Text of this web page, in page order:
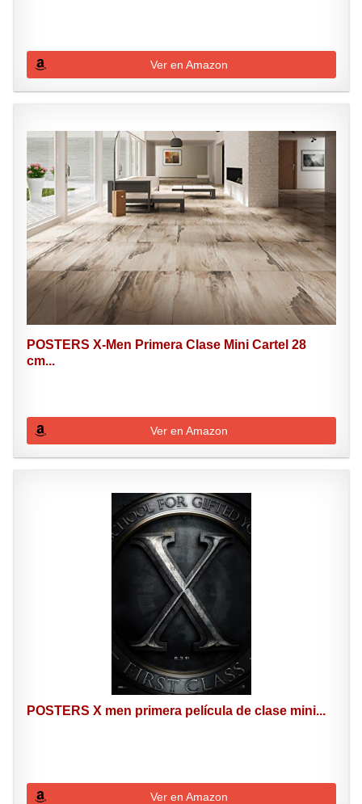
Ver en Amazon
POSTERS X-Men Primera Clase Mini Cartel 28
cm...
Ver en Amazon
POSTERS X men primera película de clase mini...
Ver en Amazon